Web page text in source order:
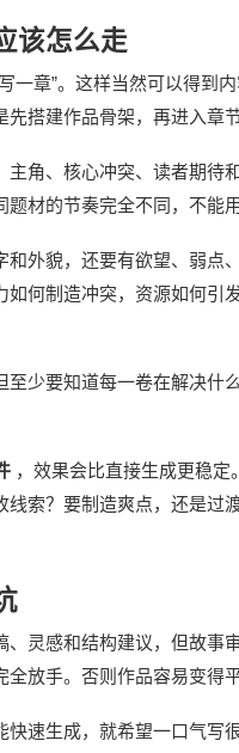
该怎么走
一章”。这样当然可以得到
搭建作品骨架，再进入章节
角、核心冲突、读者期待
材的节奏完全不同，不能
外貌，还要有欲望、弱点
何制造冲突，资源如何引
少要知道每一卷在解决什
，效果会比直接生成更稳
索？要制造爽点，还是过
灵感和结构建议，但故事
放手。否则作品容易变得
速生成，就希望一口气写